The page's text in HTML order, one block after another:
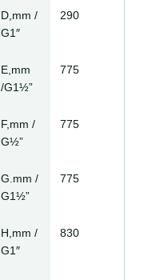
D,mm /
G1″
290
E,mm
/G1½”
775
F,mm /
G½”
775
G.mm /
G1½”
775
H,mm /
G1″
830